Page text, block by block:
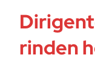
rinden